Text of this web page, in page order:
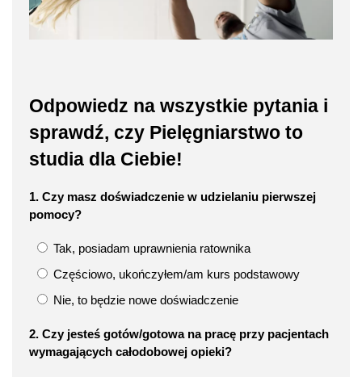
Odpowiedz na wszystkie pytania i
sprawdź, czy Pielęgniarstwo to
studia dla Ciebie!
1. Czy masz doświadczenie w udzielaniu pierwszej
pomocy?
Tak, posiadam uprawnienia ratownika
Częściowo, ukończyłem/am kurs podstawowy
Nie, to będzie nowe doświadczenie
2. Czy jesteś gotów/gotowa na pracę przy pacjentach
wymagających całodobowej opieki?